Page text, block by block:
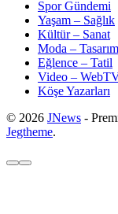
Spor Gündemi
Yaşam – Sağlık
Kültür – Sanat
Moda – Tasarım
Eğlence – Tatil
Video –
Köşe Yazarları
© 2026 JNews -
Jegtheme.